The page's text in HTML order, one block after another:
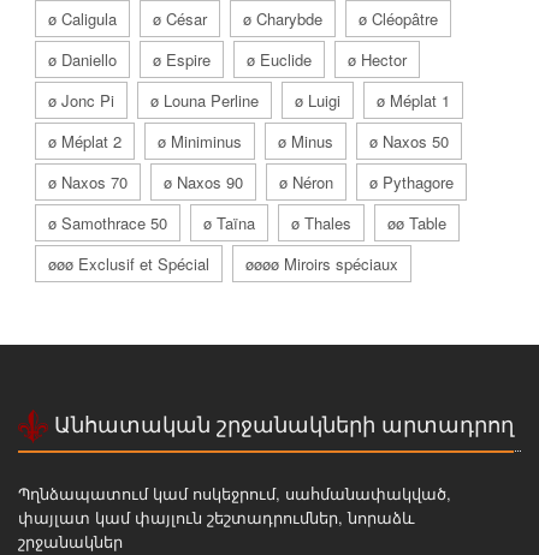
ø Caligula
ø César ø Charybde
ø Cléopâtre
ø Daniello
ø Espire ø Euclide
ø Hector
ø Jonc Pi
ø Louna Perline ø Luigi
ø Méplat 1
ø Méplat 2
ø Miniminus ø Minus
ø Naxos 50
ø Naxos 70
ø Naxos 90 ø Néron
ø Pythagore
ø Samothrace 50
ø Taïna ø Thales
øø Table
øøø Exclusif et Spécial
øøøø Miroirs spéciaux
Անհատական շրջանակների արտադրող
Պղնձապատում կամ ոսկեջրում, սահմանափակված,
փայլատ կամ փայլուն շեշտադրումներ, նորաձև
շրջանակներ